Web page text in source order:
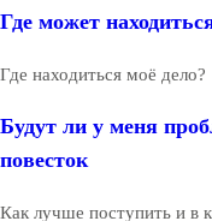
Где может
Где находиться моё дело?
Будут ли у меня
повесток
Как лучше поступить и в